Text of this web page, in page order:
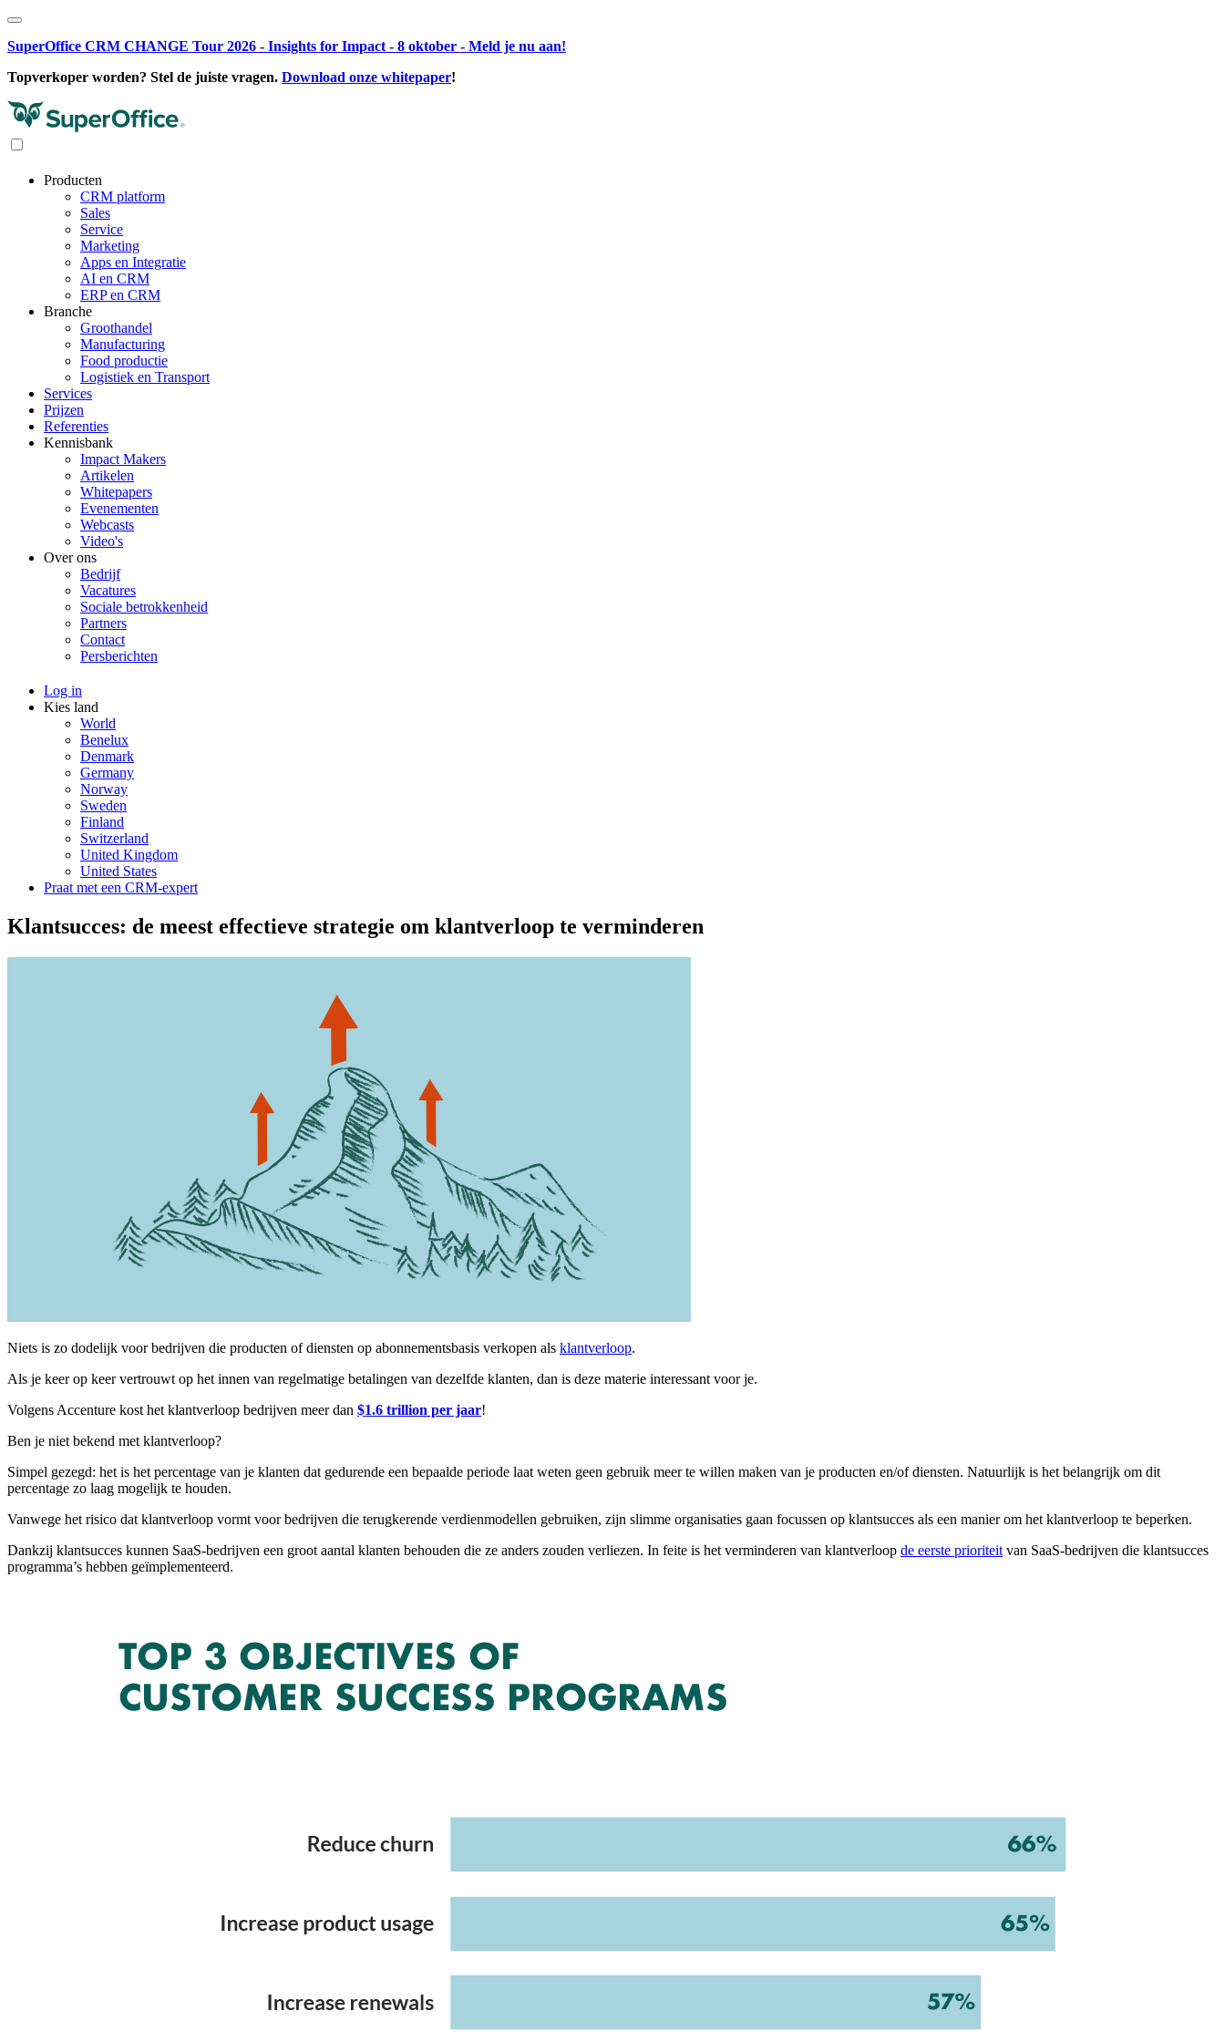
SuperOffice CRM CHANGE Tour 2026 - Insights for Impact - 8 oktober - Meld je nu aan!
Topverkoper worden? Stel de juiste vragen. Download onze whitepaper!
Producten
CRM platform
Sales
Service
Marketing
Apps en Integratie
AI en CRM
ERP en CRM
Branche
Groothandel
Manufacturing
Food productie
Logistiek en Transport
Services
Prijzen
Referenties
Kennisbank
Impact Makers
Artikelen
Whitepapers
Evenementen
Webcasts
Video's
Over ons
Bedrijf
Vacatures
Sociale betrokkenheid
Partners
Contact
Persberichten
Log in
Kies land
World
Benelux
Denmark
Germany
Norway
Sweden
Finland
Switzerland
United Kingdom
United States
Praat met een CRM-expert
Klantsucces: de meest effectieve strategie om klantverloop te verminderen
Niets is zo dodelijk voor bedrijven die producten of diensten op abonnementsbasis verkopen als klantverloop.
Als je keer op keer vertrouwt op het innen van regelmatige betalingen van dezelfde klanten, dan is deze materie interessant voor je.
Volgens Accenture kost het klantverloop bedrijven meer dan $1.6 trillion per jaar!
Ben je niet bekend met klantverloop?
Simpel gezegd: het is het percentage van je klanten dat gedurende een bepaalde periode laat weten geen gebruik meer te willen maken van je producten en/of diensten. Natuurlijk is het belangrijk om dit
percentage zo laag mogelijk te houden.
Vanwege het risico dat klantverloop vormt voor bedrijven die terugkerende verdienmodellen gebruiken, zijn slimme organisaties gaan focussen op klantsucces als een manier om het klantverloop te beperken.
Dankzij klantsucces kunnen SaaS-bedrijven een groot aantal klanten behouden die ze anders zouden verliezen. In feite is het verminderen van klantverloop de eerste prioriteit van SaaS-bedrijven die klantsucces
programma’s hebben geïmplementeerd.